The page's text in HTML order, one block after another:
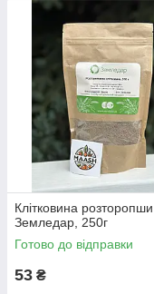
Клітковина розторопши
Земледар, 250г
Готово до відправки
53 ₴